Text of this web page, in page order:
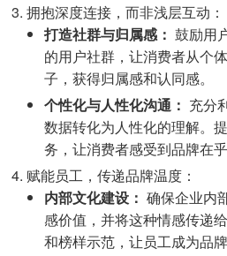
拥抱深度连接，而非浅层互动：
打造社群与归属感： 鼓励用
的用户社群，让消费者从个
子，获得归属感和认同感。
个性化与人性化沟通： 充分
数据转化为人性化的理解。
务，让消费者感受到品牌在乎
赋能员工，传递品牌温度：
内部文化建设： 确保企业内
感价值，并将这种情感传递
和榜样示范，让员工成为品